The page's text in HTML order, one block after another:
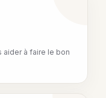
aider à faire le bon